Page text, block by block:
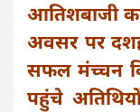
आतिशबाजी का
अवसर पर
सफल मंच्चन
पहुंचे